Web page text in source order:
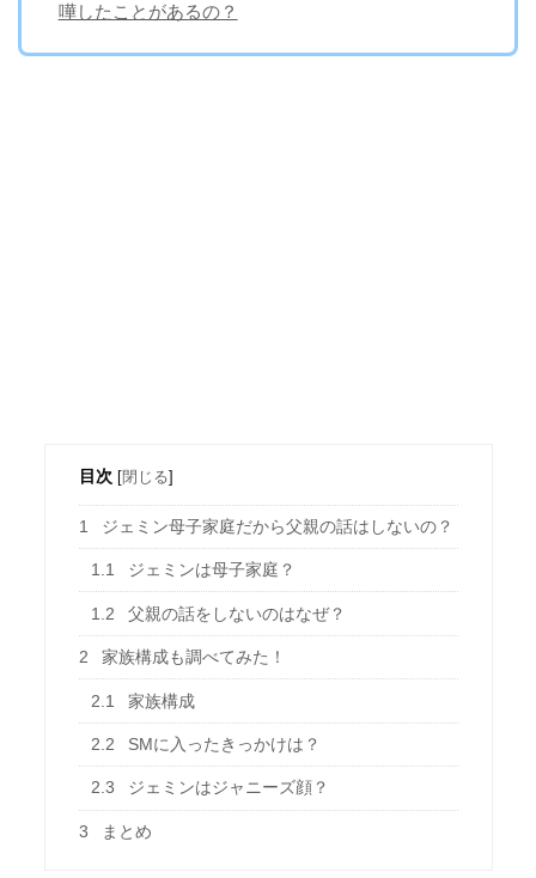
嘩したことがあるの？
目次 [閉じる]
1 ジェミン母子家庭だから父親の話はしないの？
1.1 ジェミンは母子家庭？
1.2 父親の話をしないのはなぜ？
2 家族構成も調べてみた！
2.1 家族構成
2.2 SMに入ったきっかけは？
2.3 ジェミンはジャニーズ顔？
3 まとめ